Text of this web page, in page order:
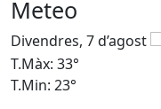
Meteo
Divendres, 7 d’agost
T.Màx: 33°
T.Min: 23°